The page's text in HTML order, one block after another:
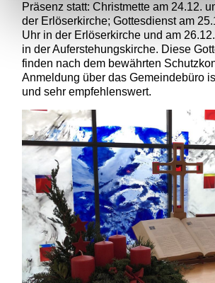
Präsenz statt: Christmette am 24.12.
der Erlöserkirche; Gottesdienst am
Uhr in der Erlöserkirche und am
in der Auferstehungskirche. Diese
finden nach dem bewährten
Anmeldung über das Gemeindebüro
und sehr empfehlenswert.